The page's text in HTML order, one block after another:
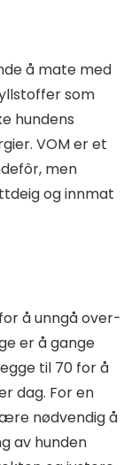
å mate med
som
hundens
VOM er et
men
og innmat
å unngå over-
er å gange
til 70 for å
dag. For en
nødvendig å
av hunden